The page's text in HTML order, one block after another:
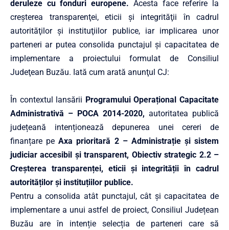
deruleze cu fonduri europene. Acesta face referire la
creşterea transparenţei, eticii şi integrităţii în cadrul
autorităţilor şi instituţiilor publice, iar implicarea unor
parteneri ar putea consolida punctajul şi capacitatea de
implementare a proiectului formulat de Consiliul
Judeţean Buzău. Iată cum arată anunţul CJ:
În contextul lansării Programului Operațional Capacitate
Administrativă – POCA 2014-2020, autoritatea publică
județeană intenționează depunerea unei cereri de
finanțare peAxa prioritară 2 – Administrație și sistem
judiciar accesibil și transparent, Obiectiv strategic 2.2 –
Creșterea transparenței, eticii și integrității în cadrul
autorităților și instituțiilor publice.
Pentru a consolida atât punctajul, cât și capacitatea de
implementare a unui astfel de proiect, Consiliul Județean
Buzău are în intenție selecția de parteneri care să